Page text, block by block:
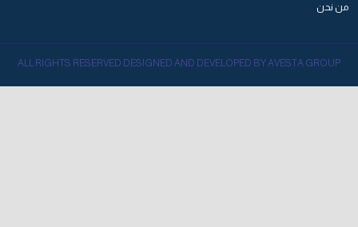
من نحن
ALL RIGHTS RESERVED DESIGNED AND DEVELOPED BY AVESTA GROUP